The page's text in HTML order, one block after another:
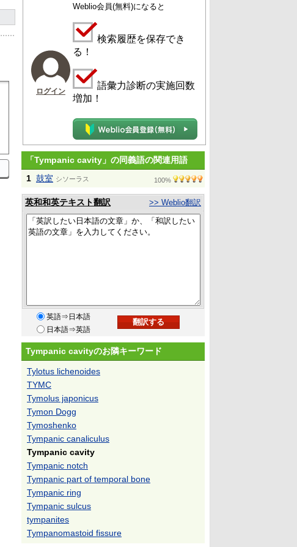
ログイン
Weblio会員(無料)になると
検索履歴を保存でき
る！
語彙力診断の実施回数
増加！
「Tympanic cavity」の同義語の関連用語
1 鼓室 シソーラス 100%
英和和英テキスト翻訳 >> Weblio翻訳
英語⇒日本語
日本語⇒英語
Tympanic cavityのお隣キーワード
Tylotus lichenoides
TYMC
Tymolus japonicus
Tymon Dogg
Tymoshenko
Tympanic canaliculus
Tympanic cavity
Tympanic notch
Tympanic part of temporal bone
Tympanic ring
Tympanic sulcus
tympanites
Tympanomastoid fissure